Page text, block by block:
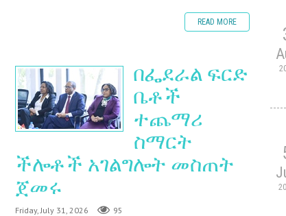
READ MORE
በፌደራል ፍርድ
ቤቶች
ተጨማሪ
ስማርት
ችሎቶች አገልግሎት መስጠት
ጀመሩ
Friday, July 31, 2026 95